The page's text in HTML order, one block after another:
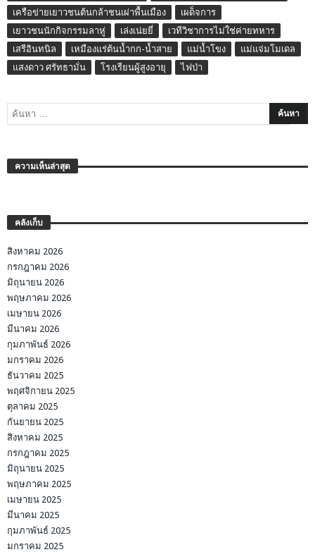
เครือข่ายเยาวชนต้นกล้าชนเผ่าพื้นเมือง
เผด็จการ
เยาวชนนักกิจกรรมลาหู่
เล่งเน่ยยี่
เวทีวิชาการไม่ใช่ค่ายทหาร
เสรีอินทนิล
เหมืองแร่ต้นน้ำกก-น้ำสาย แม่น้ำโขง
แม่แจ่มโมเดล
แสงดาว ศรัทธามั่น
โรงเรียนผู้สูงอายุ ไฟป่า
ความเห็นล่าสุด
คลังเก็บ
สิงหาคม 2026
กรกฎาคม 2026
มิถุนายน 2026
พฤษภาคม 2026
เมษายน 2026
มีนาคม 2026
กุมภาพันธ์ 2026
มกราคม 2026
ธันวาคม 2025
พฤศจิกายน 2025
ตุลาคม 2025
กันยายน 2025
สิงหาคม 2025
กรกฎาคม 2025
มิถุนายน 2025
พฤษภาคม 2025
เมษายน 2025
มีนาคม 2025
กุมภาพันธ์ 2025
มกราคม 2025